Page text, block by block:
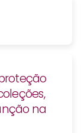
na